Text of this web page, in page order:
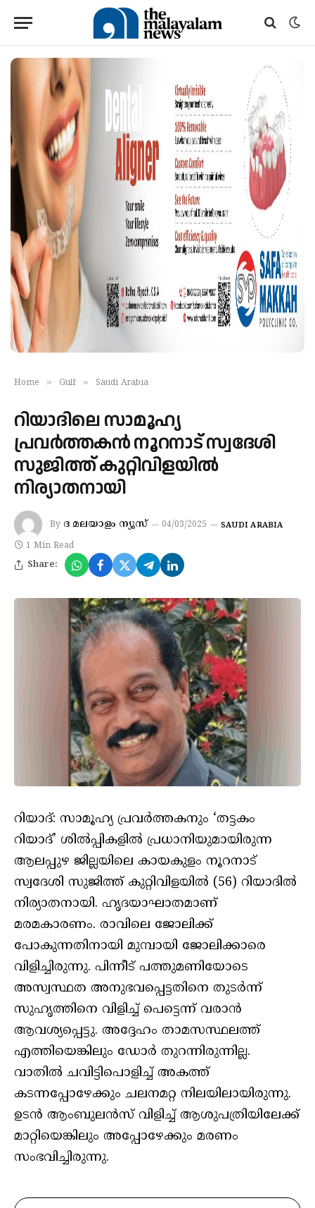
Home » Gulf » Saudi Arabia
റിയാദിലെ സാമൂഹ്യ
പ്രവര്‍ത്തകന്‍ നൂറനാട് സ്വദേശി
സുജിത്ത് കുറ്റിവിളയിൽ
നിര്യാതനായി
By ദ മലയാളം ന്യൂസ് 04/03/2025 SAUDI ARABIA
1 Min Read
Share:
റിയാദ്: സാമൂഹ്യ പ്രവര്‍ത്തകനും ‘തട്ടകം
റിയാദ്’ ശില്‍പ്പികളില്‍ പ്രധാനിയുമായിരുന്ന
ആലപ്പുഴ ജില്ലയിലെ കായകുളം നൂറനാട്
സ്വദേശി സുജിത്ത് കുറ്റിവിളയിൽ (56) റിയാദില്‍
നിര്യാതനായി. ഹൃദയാഘാതമാണ്
മരമകാരണം. രാവിലെ ജോലിക്ക്
പോകുന്നതിനായി മുമ്പായി ജോലിക്കാരെ
വിളിച്ചിരുന്നു. പിന്നീട് പത്തുമണിയോടെ
അസ്വസ്ഥത അനുഭവപ്പെട്ടതിനെ തുടർന്ന്
സുഹൃത്തിനെ വിളിച്ച് പെട്ടെന്ന് വരാൻ
ആവശ്യപ്പെട്ടു. അദ്ദേഹം താമസസ്ഥലത്ത്
എത്തിയെങ്കിലും ഡോർ തുറന്നിരുന്നില്ല.
വാതിൽ ചവിട്ടിപൊളിച്ച് അകത്ത്
കടന്നപ്പോഴേക്കും ചലനമറ്റ നിലയിലായിരുന്നു.
ഉടൻ ആംബുലൻസ് വിളിച്ച് ആശുപത്രിയിലേക്ക്
മാറ്റിയെങ്കിലും അപ്പോഴേക്കും മരണം
സംഭവിച്ചിരുന്നു.